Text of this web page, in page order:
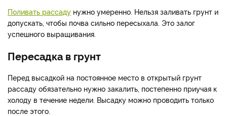
Поливать рассаду нужно умеренно. Нельзя заливать грунт и
допускать, чтобы почва сильно пересыхала. Это залог
успешного выращивания.
Пересадка в грунт
Перед высадкой на постоянное место в открытый грунт
рассаду обязательно нужно закалить, постепенно приучая к
холоду в течение недели. Высадку можно проводить только
после этого.